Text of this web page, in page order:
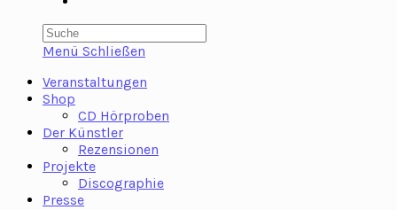
search
Menü Schließen
Veranstaltungen
Shop
CD Hörproben
Der Künstler
Rezensionen
Projekte
Discographie
Presse